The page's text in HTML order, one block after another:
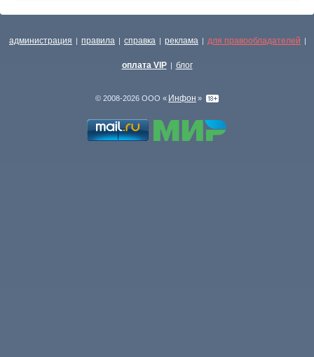
администрация | правила | справка | реклама | для правообладателей |
оплата VIP | блог
© 2008-2026 ООО « Инфон »